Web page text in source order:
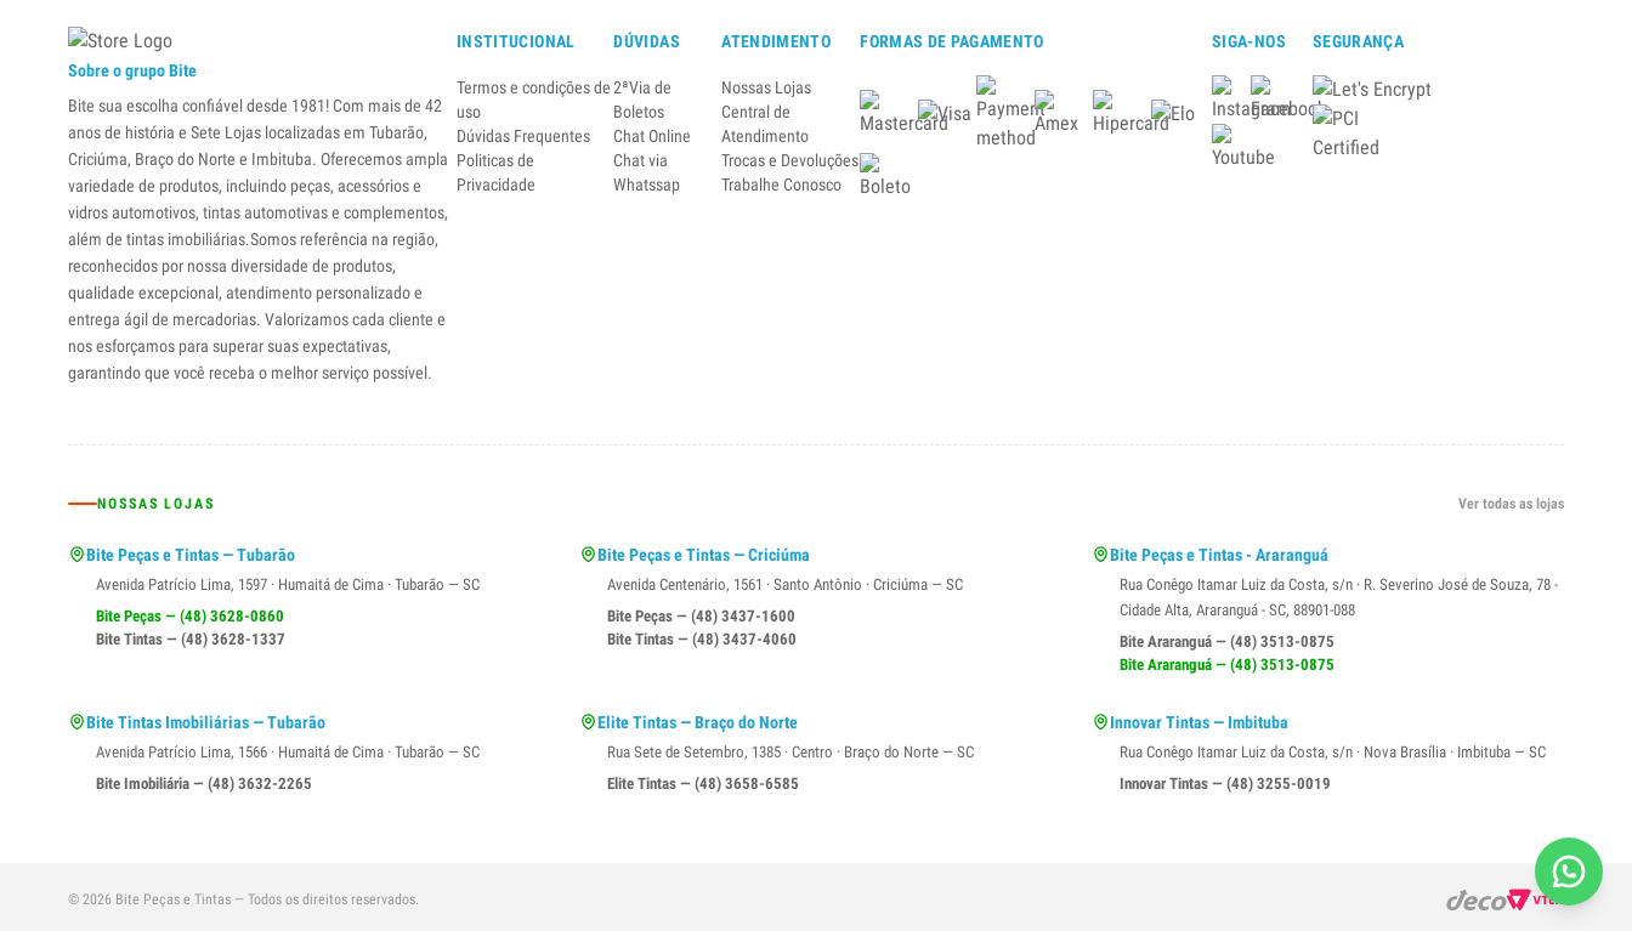
Sobre o grupo Bite
Bite sua escolha confiável desde 1981! Com mais de 42
anos de história e Sete Lojas localizadas em Tubarão,
Criciúma, Braço do Norte e Imbituba. Oferecemos ampla
variedade de produtos, incluindo peças, acessórios e
vidros automotivos, tintas automotivas e complementos,
além de tintas imobiliárias.Somos referência na região,
reconhecidos por nossa diversidade de produtos,
qualidade excepcional, atendimento personalizado e
entrega ágil de mercadorias. Valorizamos cada cliente e
nos esforçamos para superar suas expectativas,
garantindo que você receba o melhor serviço possível.
INSTITUCIONAL
Termos e condições de
uso
Dúvidas Frequentes
Politicas de
Privacidade
DÚVIDAS
2ªVia de
Boletos
Chat Online
Chat via
Whatssap
ATENDIMENTO
Nossas Lojas
Central de
Atendimento
Trocas e Devoluções
Trabalhe Conosco
FORMAS DE PAGAMENTO SIGA-NOS SEGURANÇA
NOSSAS LOJAS Ver todas as lojas
Bite Peças e Tintas — Tubarão
Avenida Patrício Lima, 1597 · Humaitá de Cima · Tubarão — SC
Bite Peças — (48) 3628-0860
Bite Tintas — (48) 3628-1337
Bite Peças e Tintas — Criciúma
Avenida Centenário, 1561 · Santo Antônio · Criciúma — SC
Bite Peças — (48) 3437-1600
Bite Tintas — (48) 3437-4060
Bite Peças e Tintas - Araranguá
Rua Conêgo Itamar Luiz da Costa, s/n · R. Severino José de Souza, 78 -
Cidade Alta, Araranguá - SC, 88901-088
Bite Araranguá — (48) 3513-0875
Bite Araranguá — (48) 3513-0875
Bite Tintas Imobiliárias — Tubarão
Avenida Patrício Lima, 1566 · Humaitá de Cima · Tubarão — SC
Bite Imobiliária — (48) 3632-2265
Elite Tintas — Braço do Norte
Rua Sete de Setembro, 1385 · Centro · Braço do Norte — SC
Elite Tintas — (48) 3658-6585
Innovar Tintas — Imbituba
Rua Conêgo Itamar Luiz da Costa, s/n · Nova Brasília · Imbituba — SC
Innovar Tintas — (48) 3255-0019
© 2026 Bite Peças e Tintas — Todos os direitos reservados.